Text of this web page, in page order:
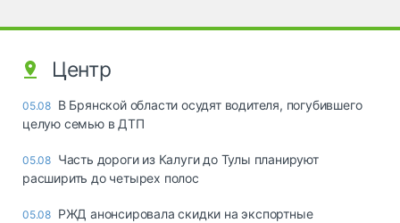
Центр
05.08 В Брянской области осудят водителя, погубившего
целую семью в ДТП
05.08 Часть дороги из Калуги до Тулы планируют
расширить до четырех полос
05.08 РЖД анонсировала скидки на экспортные